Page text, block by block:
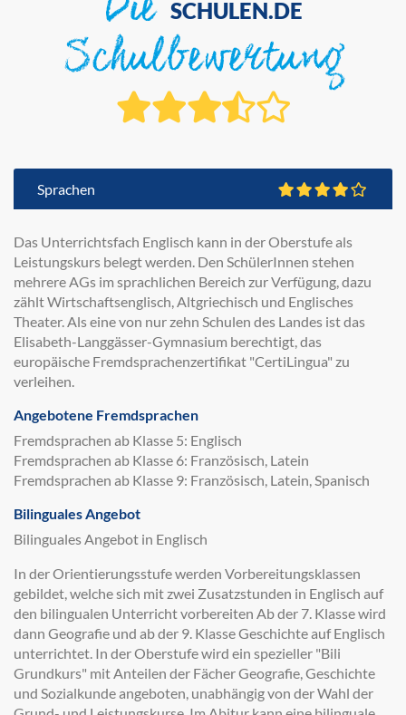
Die SCHULEN.DE
Schulbewertung
Sprachen
Das Unterrichtsfach Englisch kann in der Oberstufe als
Leistungskurs belegt werden. Den SchülerInnen stehen
mehrere AGs im sprachlichen Bereich zur Verfügung, dazu
zählt Wirtschaftsenglisch, Altgriechisch und Englisches
Theater. Als eine von nur zehn Schulen des Landes ist das
Elisabeth-Langgässer-Gymnasium berechtigt, das
europäische Fremdsprachenzertifikat "CertiLingua" zu
verleihen.
Angebotene Fremdsprachen
Fremdsprachen ab Klasse 5: Englisch
Fremdsprachen ab Klasse 6: Französisch, Latein
Fremdsprachen ab Klasse 9: Französisch, Latein, Spanisch
Bilinguales Angebot
Bilinguales Angebot in Englisch
In der Orientierungsstufe werden Vorbereitungsklassen
gebildet, welche sich mit zwei Zusatzstunden in Englisch auf
den bilingualen Unterricht vorbereiten Ab der 7. Klasse wird
dann Geografie und ab der 9. Klasse Geschichte auf Englisch
unterrichtet. In der Oberstufe wird ein spezieller "Bili
Grundkurs" mit Anteilen der Fächer Geografie, Geschichte
und Sozialkunde angeboten, unabhängig von der Wahl der